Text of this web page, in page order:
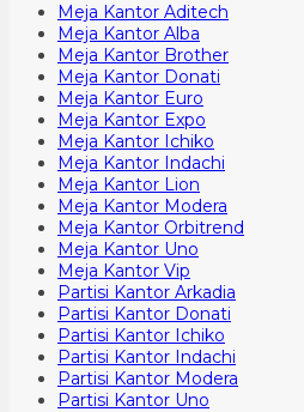
Meja Kantor Aditech
Meja Kantor Alba
Meja Kantor Brother
Meja Kantor Donati
Meja Kantor Euro
Meja Kantor Expo
Meja Kantor Ichiko
Meja Kantor Indachi
Meja Kantor Lion
Meja Kantor Modera
Meja Kantor Orbitrend
Meja Kantor Uno
Meja Kantor Vip
Partisi Kantor Arkadia
Partisi Kantor Donati
Partisi Kantor Ichiko
Partisi Kantor Indachi
Partisi Kantor Modera
Partisi Kantor Uno